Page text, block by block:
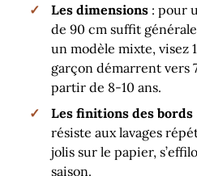
Les dimensions: pour
de 90 cm suffit
un modèle mixte, visez
garçon démarrent vers
partir de 8-10 ans.
Les finitions des bords
résiste aux lavages
jolis sur le papier,
saison.